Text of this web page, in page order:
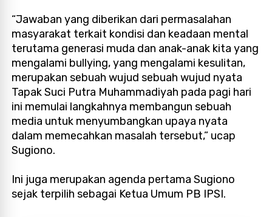
“Jawaban yang diberikan dari permasalahan
masyarakat terkait kondisi dan keadaan mental
terutama generasi muda dan anak-anak kita yang
mengalami bullying, yang mengalami kesulitan,
merupakan sebuah wujud sebuah wujud nyata
Tapak Suci Putra Muhammadiyah pada pagi hari
ini memulai langkahnya membangun sebuah
media untuk menyumbangkan upaya nyata
dalam memecahkan masalah tersebut,” ucap
Sugiono.
Ini juga merupakan agenda pertama Sugiono
sejak terpilih sebagai Ketua Umum PB IPSI.